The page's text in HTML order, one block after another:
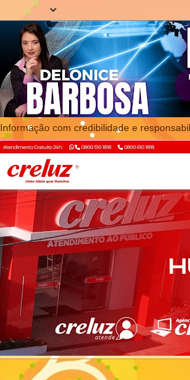
Informação com credibilidade e